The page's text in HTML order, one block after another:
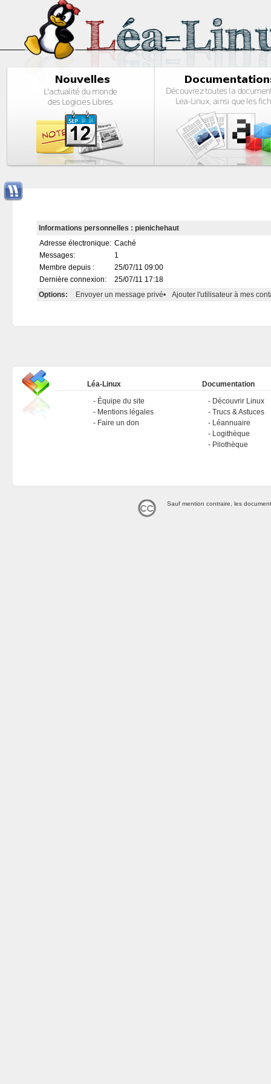
Informations personnelles : pienichehaut
Adresse électronique: Caché
Messages:
1
Membre depuis :
25/07/11 09:00
Dernière connexion:
25/07/11 17:18
Options:
Envoyer un message privé• Ajouter l'utilisateur à mes
Léa-Linux
Équipe du site
Mentions légales
Faire un don
Documentation
Découvrir Linux
Trucs & Astuces
Léannuaire
Logithèque
Pilothèque
Sauf mention contraire, les